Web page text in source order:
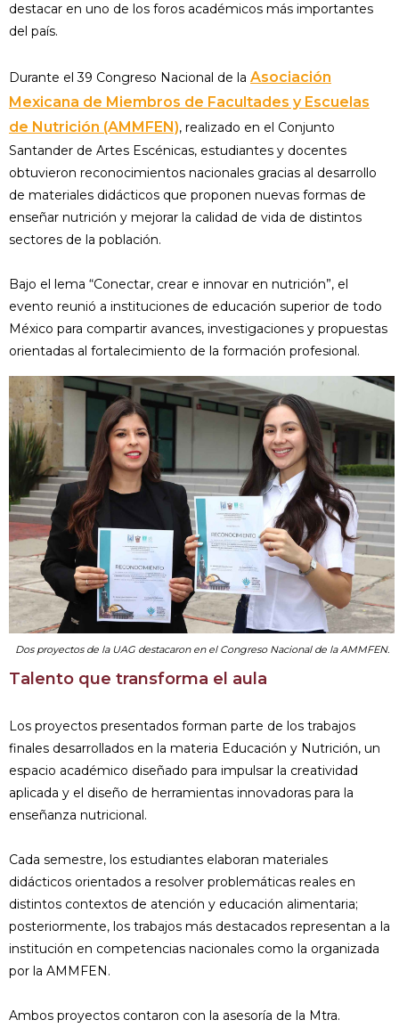
destacar en uno de los foros académicos más importantes
del país.
Durante el 39 Congreso Nacional de la Asociación
Mexicana de Miembros de Facultades y Escuelas
de Nutrición (AMMFEN), realizado en el Conjunto
Santander de Artes Escénicas, estudiantes y docentes
obtuvieron reconocimientos nacionales gracias al desarrollo
de materiales didácticos que proponen nuevas formas de
enseñar nutrición y mejorar la calidad de vida de distintos
sectores de la población.
Bajo el lema “Conectar, crear e innovar en nutrición”, el
evento reunió a instituciones de educación superior de todo
México para compartir avances, investigaciones y propuestas
orientadas al fortalecimiento de la formación profesional.
Dos proyectos de la UAG destacaron en el Congreso Nacional de la AMMFEN.
Talento que transforma el aula
Los proyectos presentados forman parte de los trabajos
finales desarrollados en la materia Educación y Nutrición, un
espacio académico diseñado para impulsar la creatividad
aplicada y el diseño de herramientas innovadoras para la
enseñanza nutricional.
Cada semestre, los estudiantes elaboran materiales
didácticos orientados a resolver problemáticas reales en
distintos contextos de atención y educación alimentaria;
posteriormente, los trabajos más destacados representan a la
institución en competencias nacionales como la organizada
por la AMMFEN.
Ambos proyectos contaron con la asesoría de la Mtra.